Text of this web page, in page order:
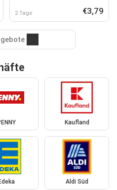
2 Tage €3,79
Kaufland
Aldi Süd